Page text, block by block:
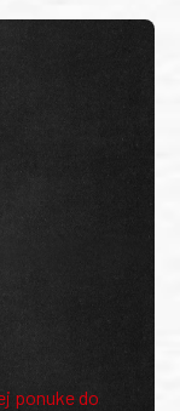
ponuke do